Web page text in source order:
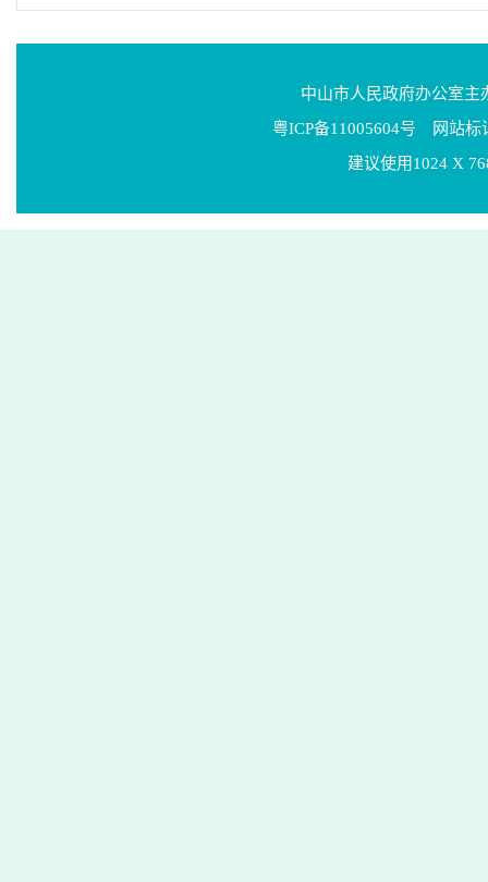
中山市人民政府办公室
粤ICP备11005604号 网站标
建议使用1024 X